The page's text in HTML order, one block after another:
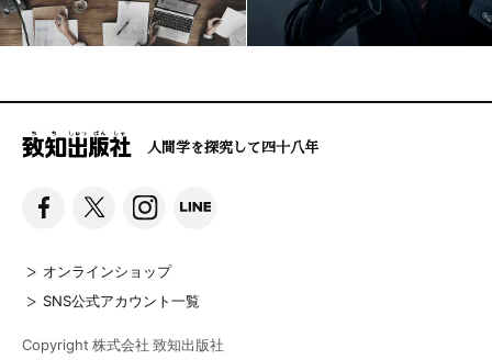
人間学を探究して四十八年
オンラインショップ
SNS公式アカウント一覧
Copyright 株式会社 致知出版社